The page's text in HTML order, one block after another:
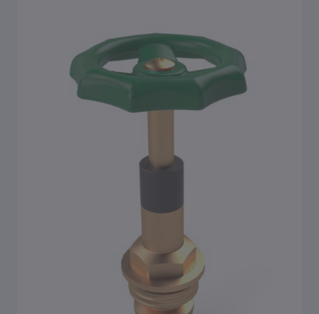
Übersicht Ersatzteile